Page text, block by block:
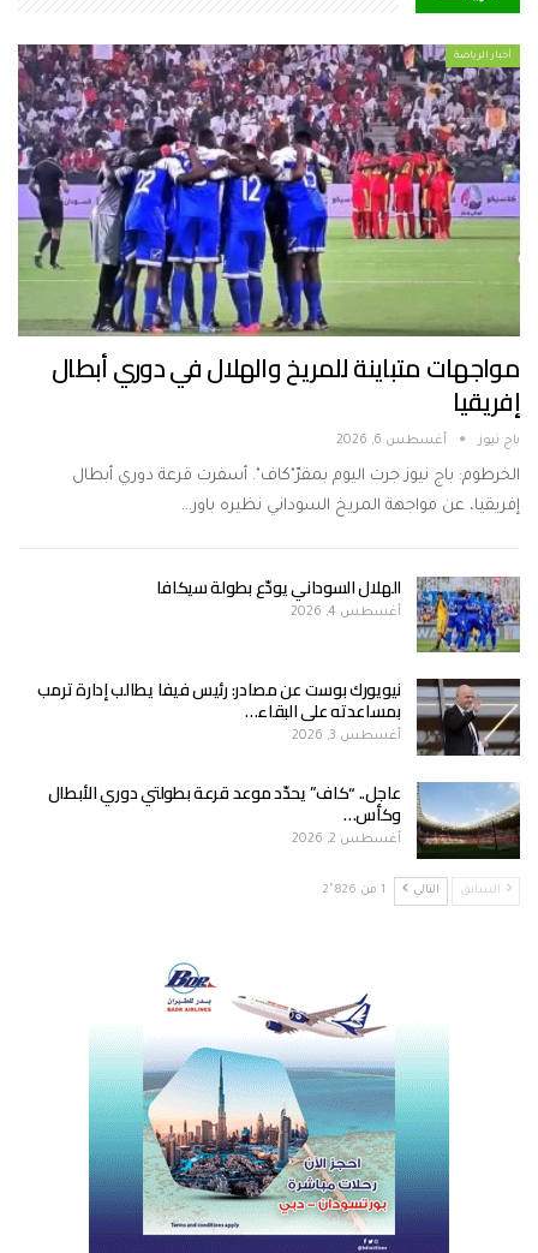
أخبار الرياضة
مواجهات متباينة للمريخ والهلال في دوري أبطال
إفريقيا
باج نيوز أغسطس 6, 2026
الخرطوم: باج نيوز جرت اليوم بمقرّ"كاف". أسفرت قرعة دوري أبطال
إفريقيا، عن مواجهة المريخ السوداني نظيره باور…
الهلال السوداني يودّع بطولة سيكافا
أغسطس 4, 2026
نيويورك بوست عن مصادر: رئيس فيفا يطالب إدارة ترمب
بمساعدته على البقاء…
أغسطس 3, 2026
عاجل.. “كاف” يحدّد موعد قرعة بطولتي دوري الأبطال
وكأس…
أغسطس 2, 2026
السابق التالي 1 من 2٬826